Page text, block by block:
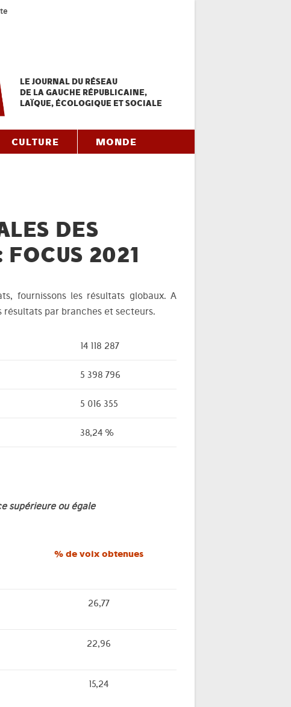
LE JOURNAL DU RÉSEAU
DE LA GAUCHE RÉPUBLICAINE,
LAÏQUE, ÉCOLOGIQUE ET SOCIALE
CULTURE MONDE
DES
FOCUS 2021
fournissons les résultats globaux. A
résultats par branches et secteurs.
14 118 287
5 398 796
5 016 355
38,24 %
supérieure ou égale
% de voix obtenues
26,77
22,96
15,24